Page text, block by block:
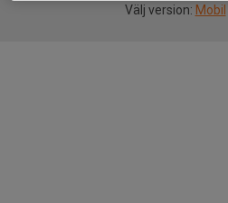
Välj version: Mobil